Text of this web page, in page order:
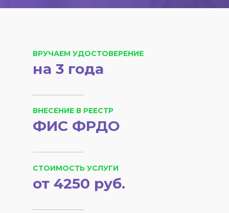
ВРУЧАЕМ УДОСТОВЕРЕНИЕ
на 3 года
ВНЕСЕНИЕ В РЕЕСТР
ФИС ФРДО
СТОИМОСТЬ УСЛУГИ
от 4250 руб.